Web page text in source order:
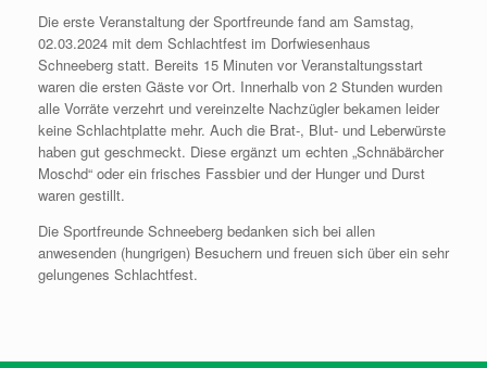
Die erste Veranstaltung der Sportfreunde fand am Samstag,
02.03.2024 mit dem Schlachtfest im Dorfwiesenhaus
Schneeberg statt. Bereits 15 Minuten vor Veranstaltungsstart
waren die ersten Gäste vor Ort. Innerhalb von 2 Stunden wurden
alle Vorräte verzehrt und vereinzelte Nachzügler bekamen leider
keine Schlachtplatte mehr. Auch die Brat-, Blut- und Leberwürste
haben gut geschmeckt. Diese ergänzt um echten „Schnäbärcher
Moschd“ oder ein frisches Fassbier und der Hunger und Durst
waren gestillt.
Die Sportfreunde Schneeberg bedanken sich bei allen
anwesenden (hungrigen) Besuchern und freuen sich über ein sehr
gelungenes Schlachtfest.